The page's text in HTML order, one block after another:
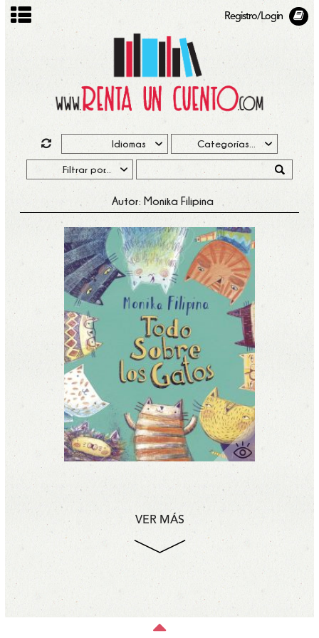
Registro/Login
Autor: Monika Filipina
VER MÁS